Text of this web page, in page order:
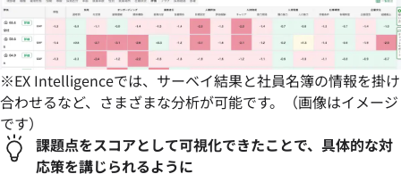
※EX Intelligenceでは、サーベイ結果と社員名簿の情報を掛け
合わせるなど、さまざまな分析が可能です。（画像はイメージ
です）
課題点をスコアとして可視化できたことで、具体的な対
応策を講じられるように